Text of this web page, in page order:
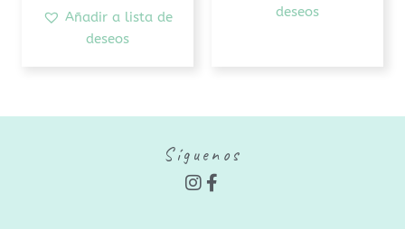
Añadir a lista de
deseos
deseos
Síguenos
I
n
F
a